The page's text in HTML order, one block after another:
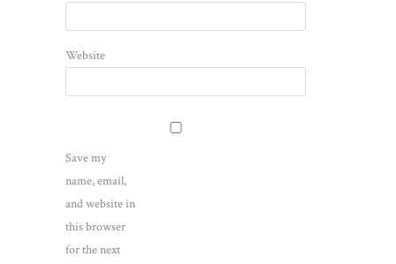
Website
Save my
name, email,
and website in
this browser
for the next